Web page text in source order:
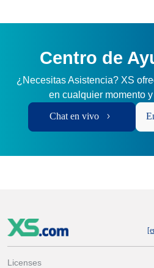
Centro de
¿Necesitas Asistencia? XS
en cualquier momento
Chat en vivo
Licenses